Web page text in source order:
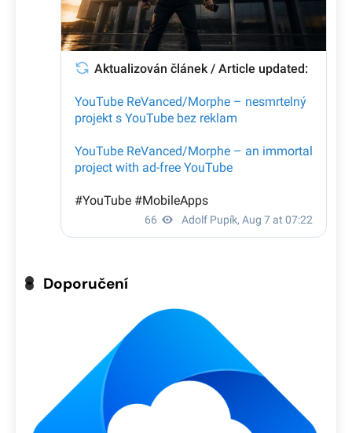
Doporučení